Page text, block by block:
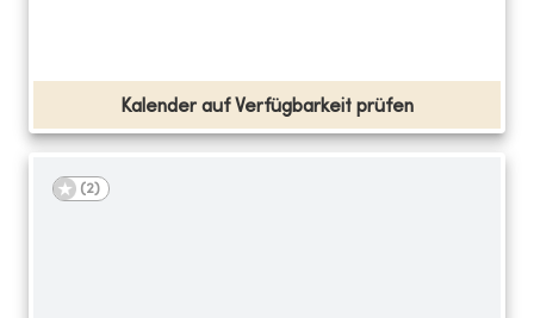
Kalender auf Verfügbarkeit prüfen
(2)